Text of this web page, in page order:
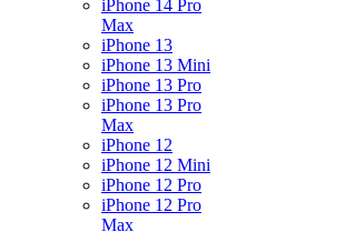
iPhone 14 Pro
Max
iPhone 13
iPhone 13 Mini
iPhone 13 Pro
iPhone 13 Pro
Max
iPhone 12
iPhone 12 Mini
iPhone 12 Pro
iPhone 12 Pro
Max